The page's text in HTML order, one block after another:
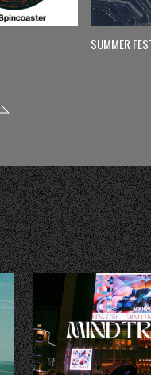
SUMMER